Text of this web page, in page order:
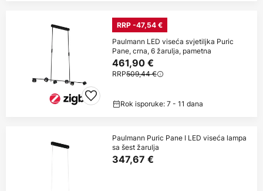
RRP -47,54 €
Paulmann LED viseća svjetiljka Puric
Pane, crna, 6 žarulja, pametna
461,90 €
RRP509,44 €
Rok isporuke: 7 - 11 dana
Paulmann Puric Pane I LED viseća lampa
sa šest žarulja
347,67 €